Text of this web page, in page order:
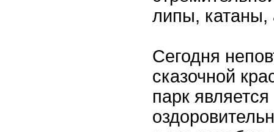
липы, катаны,
Сегодня
сказочной
парк